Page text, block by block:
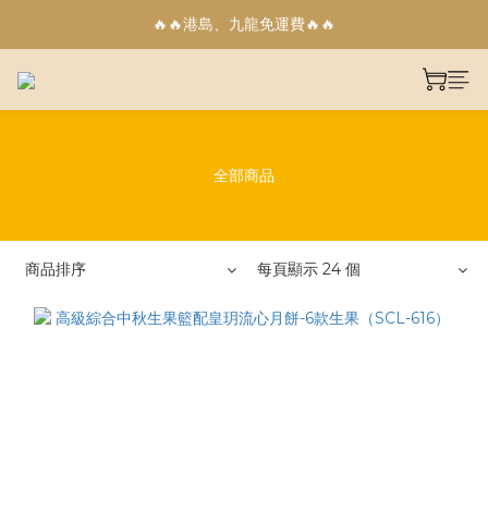
🔥🔥港島、九龍免運費🔥🔥
🔥🔥港島、九龍免運費🔥🔥
全部商品
商品排序 每頁顯示 24 個